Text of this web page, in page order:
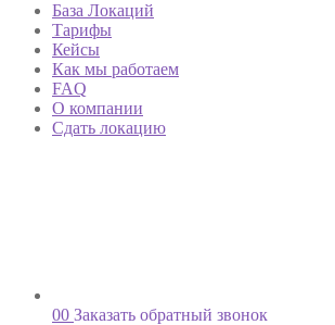
База Локаций
Тарифы
Кейсы
Как мы работаем
FAQ
О компании
Сдать локацию
00 Заказать обратный звонок